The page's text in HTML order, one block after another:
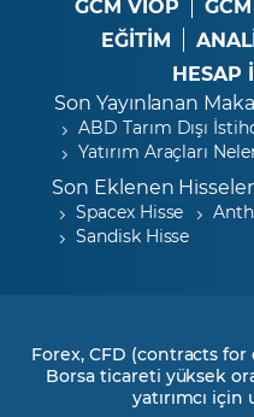
GCM VİOP
EĞİTİM
HESAP
Son Yayınlanan
ABD Tarım Dışı
Yatırım Araçları
Son Eklenen Hisseler
Spacex Hisse
Sandisk Hisse
Forex, CFD (contracts
Borsa ticareti yüksek
yatırımcı